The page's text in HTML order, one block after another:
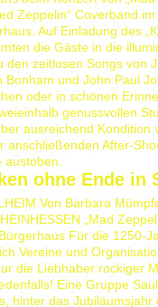
Zeppelin“ Coverband
Auf Einladung des
die Gäste in die
den zeitlosen Songs von
Bonham und John Paul
oder in schönen
genussvollen
ausreichend Kondition
anschließenden After-
ohne Ende in
Von Barbara
„Mad
Für die 1250-
Vereine und
die Liebhaber rockiger
Eine Gruppe
hinter das Jubiläumsjahr